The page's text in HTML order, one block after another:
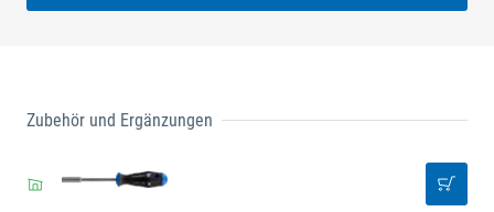
Zubehör und Ergänzungen